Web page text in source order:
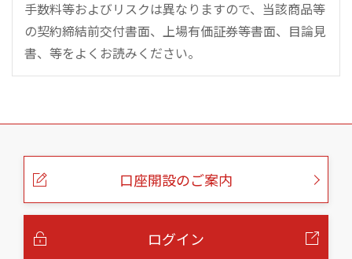
手数料等およびリスクは異なりますので、当該商品等
の契約締結前交付書面、上場有価証券等書面、目論見
書、等をよくお読みください。
こ
口座開設のご案内
ログイン